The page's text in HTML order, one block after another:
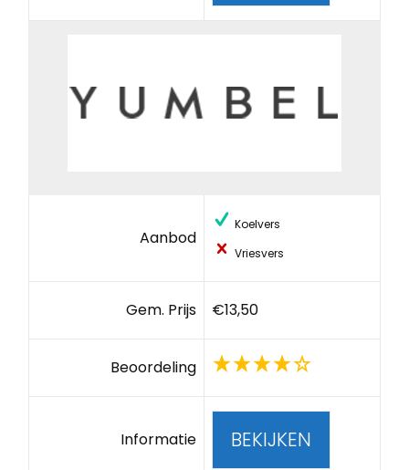
Aanbod
Koelvers
Vriesvers
Gem. Prijs €13,50
Beoordeling
Informatie BEKIJKEN